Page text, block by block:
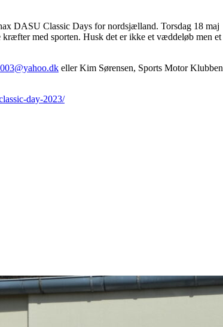
DASU Classic Days for nordsjælland. Torsdag 18 maj
med sporten. Husk det er ikke et væddeløb men et
eller Kim Sørensen, Sports Motor Klubben
day-2023/